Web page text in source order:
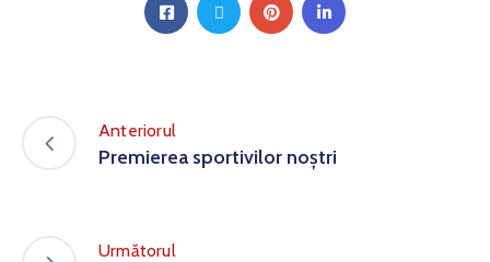
Anteriorul
Premierea sportivilor noștri
Următorul